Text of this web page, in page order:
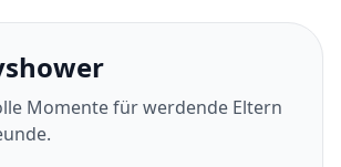
Momente für werdende Eltern